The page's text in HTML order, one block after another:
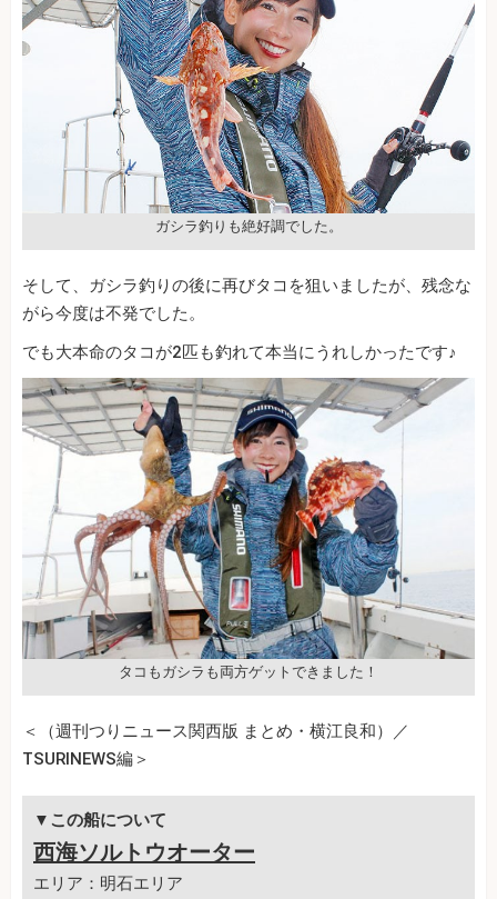
ガシラ釣りも絶好調でした。
そして、ガシラ釣りの後に再びタコを狙いましたが、残念な
がら今度は不発でした。
でも大本命のタコが2匹も釣れて本当にうれしかったです♪
タコもガシラも両方ゲットできました！
＜（週刊つりニュース関西版 まとめ・横江良和）／
TSURINEWS編＞
▼この船について
西海ソルトウオーター
エリア：明石エリア